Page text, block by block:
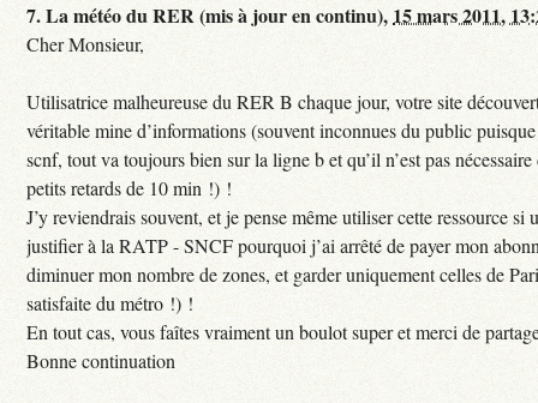
7.La météo du RER (mis à jour en continu), 15 mars 2011,
Cher Monsieur,
Utilisatrice malheureuse du RER B chaque jour, votre site
véritable mine d’informations (souvent inconnues du public
scnf, tout va toujours bien sur la ligne b et qu’il n’est pas
petits retards de 10 min !) !
J’y reviendrais souvent, et je pense même utiliser cette ressource si
justifier à la RATP - SNCF pourquoi j’ai arrêté de payer mon
diminuer mon nombre de zones, et garder uniquement celles de
satisfaite du métro !) !
En tout cas, vous faîtes vraiment un boulot super et merci de
Bonne continuation